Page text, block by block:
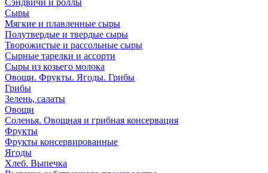
Сэндвичи и роллы
Сыры
Мягкие и плавленные сыры
Полутвердые и твердые сыры
Творожистые и рассольные сыры
Сырные тарелки и ассорти
Сыры из козьего молока
Овощи. Фрукты. Ягоды. Грибы
Грибы
Зелень, салаты
Овощи
Соленья. Овощная и грибная консервация
Фрукты
Фрукты консервированные
Ягоды
Хлеб. Выпечка